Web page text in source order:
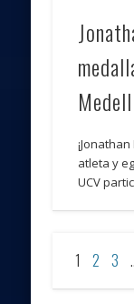
atleta y
UCV
1 2 3